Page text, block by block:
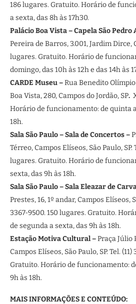
186 lugares. Gratuito. Horário de
a sexta, das 8h às 17h30.
Palácio Boa Vista – Capela São Pedro
Pereira de Barros, 3.001, Jardim Dirce,
lugares. Gratuito. Horário de
domingo, das 10h às 12h e das 14h às
CARDE Museu –Rua Benedito
Boa Vista, 280, Campos do Jordão, SP.
Horário de funcionamento: de quinta
18h.
Sala São Paulo – Sala de Concertos –
Térreo, Campos Elíseos, São Paulo, SP.
lugares. Gratuito. Horário de
sexta, das 9h às 18h.
Sala São Paulo – Sala Eleazar de
Prestes, 16, 1º andar, Campos Elíseos,
3367-9500. 150 lugares. Gratuito.
de segunda a sexta, das 9h às 18h.
Estação Motiva Cultural –Praça Júlio
Campos Elíseos, São Paulo, SP. Tel.
Gratuito. Horário de funcionamento:
9h às 18h.
MAIS INFORMAÇÕES E CONTEÚDO: